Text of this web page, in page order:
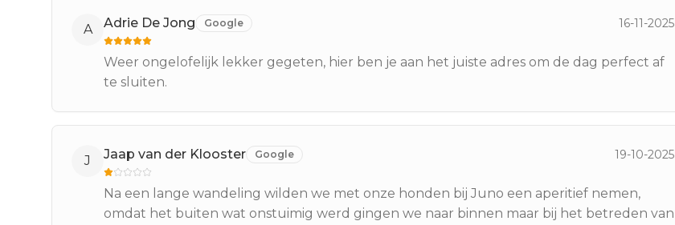
A Adrie De Jong Google 16-11-2025
Weer ongelofelijk lekker gegeten, hier ben je aan het juiste adres om de dag perfect af
te sluiten.
J Jaap van der Klooster Google 19-10-2025
Na een lange wandeling wilden we met onze honden bij Juno een aperitief nemen,
omdat het buiten wat onstuimig werd gingen we naar binnen maar bij het betreden van